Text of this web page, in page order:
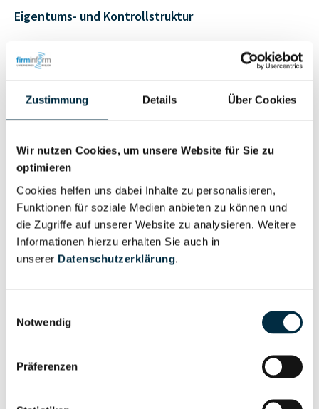
Zustimmung Details Über Cookies
Wir nutzen Cookies, um unsere Website für Sie zu
optimieren
Cookies helfen uns dabei Inhalte zu personalisieren,
Funktionen für soziale Medien anbieten zu können und
die Zugriffe auf unserer Website zu analysieren. Weitere
Informationen hierzu erhalten Sie auch in
unserer Datenschutzerklärung.
Notwendig
Präferenzen
Eigentums- und Kontrollstruktur
Vollständiges
anfragen
Unternehmensnetzwerk
Vollständiges
Wirtschaftlich
Berechtigten Pfad
Vollständiges
Unternehmensprofil
anfragen
Unternehmensprofil